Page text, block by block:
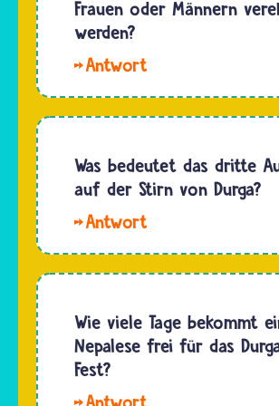
sich
Menschen
in dieser
für ihre
Entschlossenheit,
wie eine
Löwin
und mit…
Frauen oder Männern
werden?
Hindus
keine
Götter
Göttinnen,
die nur
von
oder nur
von
Männern
verehrt
Was bedeutet das dritte
auf der Stirn von Durga?
Das dritte
der Stirn
von
Durga ist
Wie viele Tage bekommt
Nepalese frei für das
Fest?